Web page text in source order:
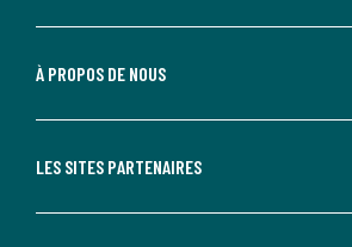
À PROPOS DE NOUS
LES SITES PARTENAIRES